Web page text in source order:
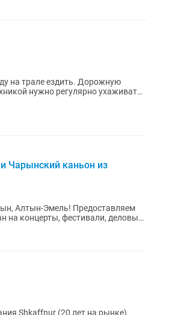
на трале ездить. Дорожную
Чарынский каньон из
Алтын-Эмель! Предоставляем
на концерты, фестивали, деловые